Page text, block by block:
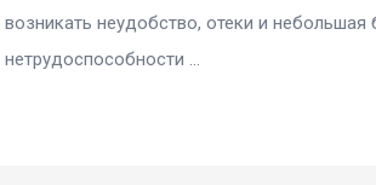
неудобство, отеки и небольшая
...